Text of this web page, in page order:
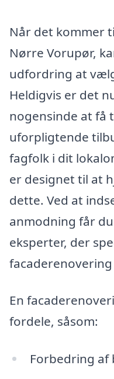
Når det kommer
Nørre Vorupør,
udfordring at
Heldigvis er det
nogensinde at få
uforpligtende
fagfolk i dit
er designet til at
dette. Ved at
anmodning får
eksperter, der
En
fordele, såsom:
Forbedring